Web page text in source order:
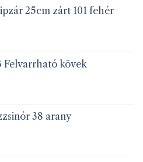
25cm zárt 101 fehér
Felvarrható kövek
38 arany